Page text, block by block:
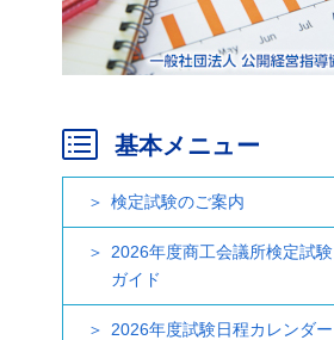
基本メニュー
検定試験のご案内
2026年度商工会議所検定試験
ガイド
2026年度試験日程カレンダー